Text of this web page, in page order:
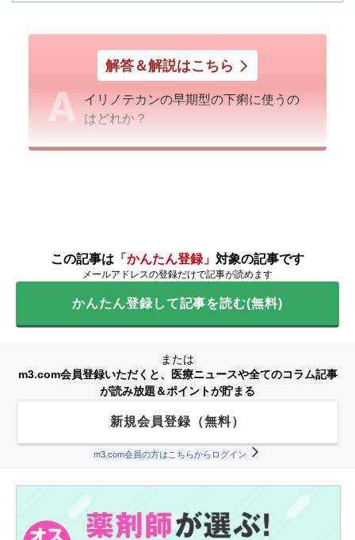
解答＆解説はこちら
イリノテカンの早期型の下痢に使うの
はどれか？
この記事は 「かんたん登録」 対象の記事です
メールアドレスの登録だけで記事が読めます
かんたん登録して記事を読む(無料)
または
m3.com会員登録いただくと、医療ニュースや全てのコラム記事
が読み放題＆ポイントが貯まる
新規会員登録（無料）
m3.com会員の方はこちらからログイン